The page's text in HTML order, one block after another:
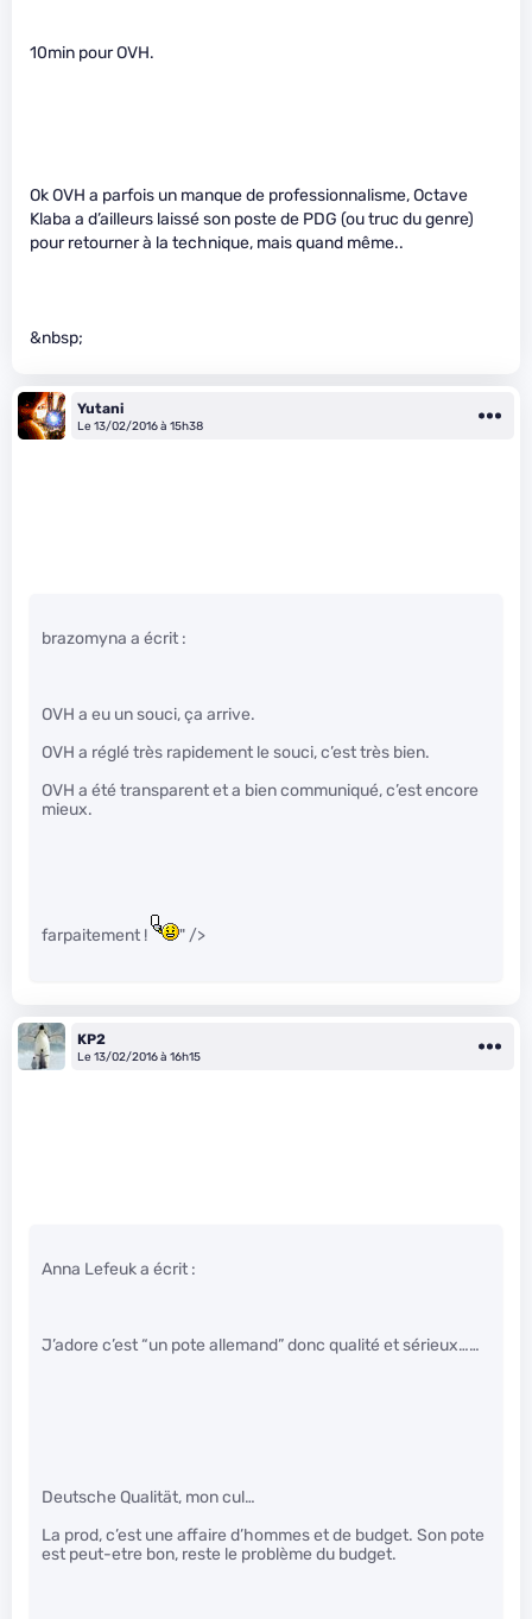
10min pour OVH.
Ok OVH a parfois un manque de professionnalisme, Octave
Klaba a d’ailleurs laissé son poste de PDG (ou truc du genre)
pour retourner à la technique, mais quand même..
&nbsp;
Yutani
Le 13/02/2016 à 15h38
brazomyna a écrit :
OVH a eu un souci, ça arrive.
OVH a réglé très rapidement le souci, c’est très bien.
OVH a été transparent et a bien communiqué, c’est encore
mieux.
farpaitement ! " />
KP2
Le 13/02/2016 à 16h15
Anna Lefeuk a écrit :
J’adore c’est “un pote allemand” donc qualité et sérieux……
Deutsche Qualität, mon cul…
La prod, c’est une affaire d’hommes et de budget. Son pote
est peut-etre bon, reste le problème du budget.